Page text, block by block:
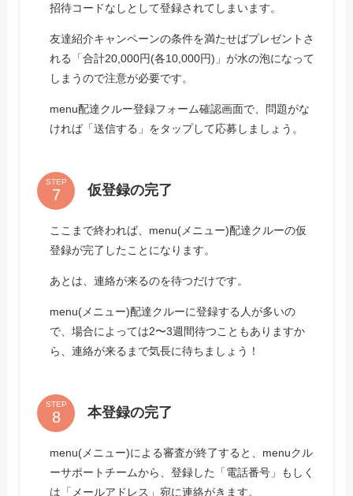
招待コードなしとして登録されてしまいます。
友達紹介キャンペーンの条件を満たせばプレゼントさ
れる「合計20,000円(各10,000円)」が水の泡になって
しまうので注意が必要です。
menu配達クルー登録フォーム確認画面で、問題がな
ければ「送信する」をタップして応募しましょう。
STEP
仮登録の完了
ここまで終われば、menu(メニュー)配達クルーの仮
登録が完了したことになります。
あとは、連絡が来るのを待つだけです。
menu(メニュー)配達クルーに登録する人が多いの
で、場合によっては2〜3週間待つこともありますか
ら、連絡が来るまで気長に待ちましょう！
STEP
本登録の完了
menu(メニュー)による審査が終了すると、menuクル
ーサポートチームから、登録した「電話番号」もしく
は「メールアドレス」宛に連絡がきます。